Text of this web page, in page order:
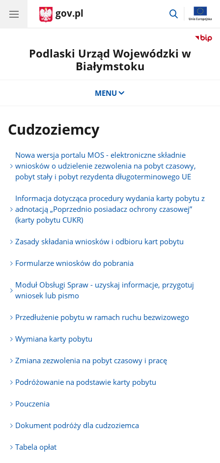
gov.pl
przejdź
Podlaski Urząd Wojewódzki w
Białymstoku
MENU
Cudzoziemcy
Nowa wersja portalu MOS - elektroniczne składnie
wniosków o udzielenie zezwolenia na pobyt czasowy,
pobyt stały i pobyt rezydenta długoterminowego UE
Informacja dotycząca procedury wydania karty pobytu z
adnotacją „Poprzednio posiadacz ochrony czasowej”
(karty pobytu CUKR)
Zasady składania wniosków i odbioru kart pobytu
Formularze wniosków do pobrania
Moduł Obsługi Spraw - uzyskaj informacje, przygotuj
wniosek lub pismo
Przedłużenie pobytu w ramach ruchu bezwizowego
Wymiana karty pobytu
Zmiana zezwolenia na pobyt czasowy i pracę
Podróżowanie na podstawie karty pobytu
Pouczenia
Dokument podróży dla cudzoziemca
Tabela opłat